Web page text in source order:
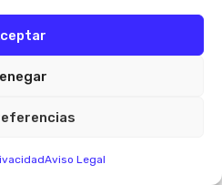
Aviso Legal